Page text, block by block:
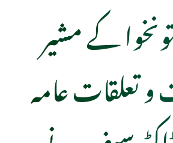
کے مشیر
و تعلقات عامہ